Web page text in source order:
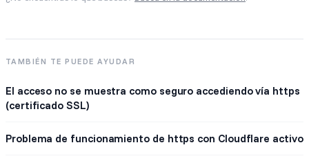
TAMBIÉN TE PUEDE AYUDAR
El acceso no se muestra como seguro accediendo vía https
(certificado SSL)
Problema de funcionamiento de https con Cloudflare activo